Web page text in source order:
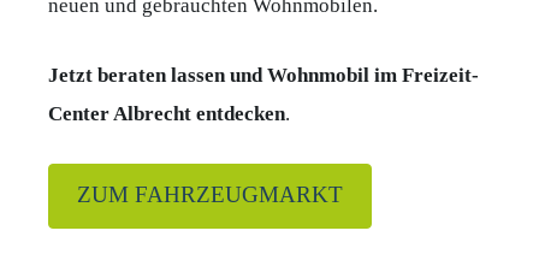
neuen und gebrauchten Wohnmobilen.
Jetzt beraten lassen und Wohnmobil im Freizeit-
Center Albrecht entdecken.
ZUM FAHRZEUGMARKT